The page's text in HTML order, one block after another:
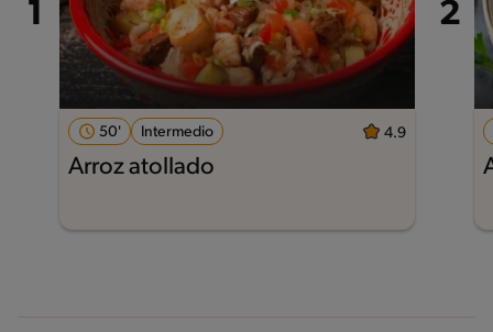
50' Intermedio 4.9
Arroz atollado